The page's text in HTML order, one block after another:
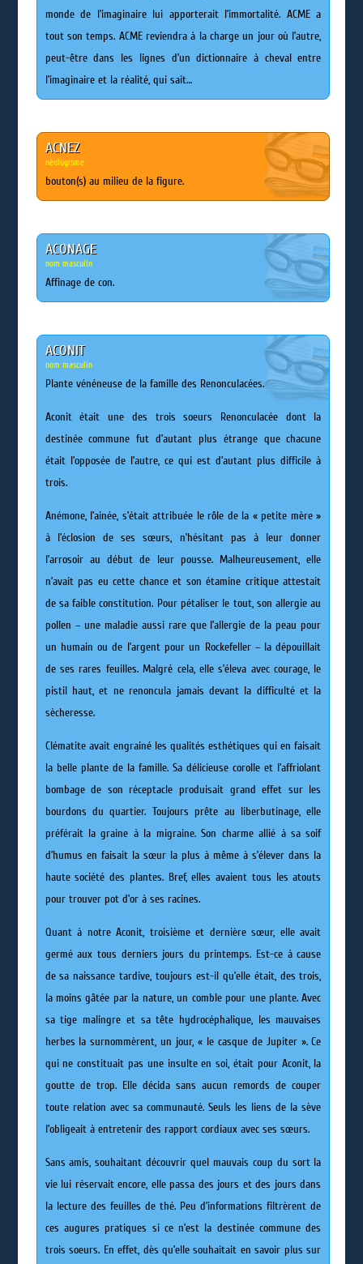
monde de l’imaginaire lui apporterait l’immortalité. ACME a
tout son temps. ACME reviendra à la charge un jour où l’autre,
peut-être dans les lignes d’un dictionnaire à cheval entre
l’imaginaire et la réalité, qui sait…
ACNEZ
néologisme
bouton(s) au milieu de la figure.
ACONAGE
nom masculin
Affinage de con.
ACONIT
nom masculin
Plante vénéneuse de la famille des Renonculacées.
Aconit était une des trois soeurs Renonculacée dont la
destinée commune fut d’autant plus étrange que chacune
était l’opposée de l’autre, ce qui est d’autant plus difficile à
trois.
Anémone, l’ainée, s’était attribuée le rôle de la « petite mère »
à l’éclosion de ses sœurs, n’hésitant pas à leur donner
l’arrosoir au début de leur pousse. Malheureusement, elle
n’avait pas eu cette chance et son étamine critique attestait
de sa faible constitution. Pour pétaliser le tout, son allergie au
pollen – une maladie aussi rare que l’allergie de la peau pour
un humain ou de l’argent pour un Rockefeller – la dépouillait
de ses rares feuilles. Malgré cela, elle s’éleva avec courage, le
pistil haut, et ne renoncula jamais devant la difficulté et la
sècheresse.
Clématite avait engrainé les qualités esthétiques qui en faisait
la belle plante de la famille. Sa délicieuse corolle et l’affriolant
bombage de son réceptacle produisait grand effet sur les
bourdons du quartier. Toujours prête au liberbutinage, elle
préférait la graine à la migraine. Son charme allié à sa soif
d’humus en faisait la sœur la plus à même à s’élever dans la
haute société des plantes. Bref, elles avaient tous les atouts
pour trouver pot d’or à ses racines.
Quant à notre Aconit, troisième et dernière sœur, elle avait
germé aux tous derniers jours du printemps. Est-ce à cause
de sa naissance tardive, toujours est-il qu’elle était, des trois,
la moins gâtée par la nature, un comble pour une plante. Avec
sa tige malingre et sa tête hydrocéphalique, les mauvaises
herbes la surnommèrent, un jour, « le casque de Jupiter ». Ce
qui ne constituait pas une insulte en soi, était pour Aconit, la
goutte de trop. Elle décida sans aucun remords de couper
toute relation avec sa communauté. Seuls les liens de la sève
l’obligeait à entretenir des rapport cordiaux avec ses sœurs.
Sans amis, souhaitant découvrir quel mauvais coup du sort la
vie lui réservait encore, elle passa des jours et des jours dans
la lecture des feuilles de thé. Peu d’informations filtrèrent de
ces augures pratiques si ce n’est la destinée commune des
trois soeurs. En effet, dès qu’elle souhaitait en savoir plus sur